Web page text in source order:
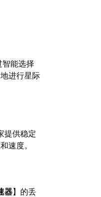
能选择
进行星际
提供稳定
速度。
器】的丢